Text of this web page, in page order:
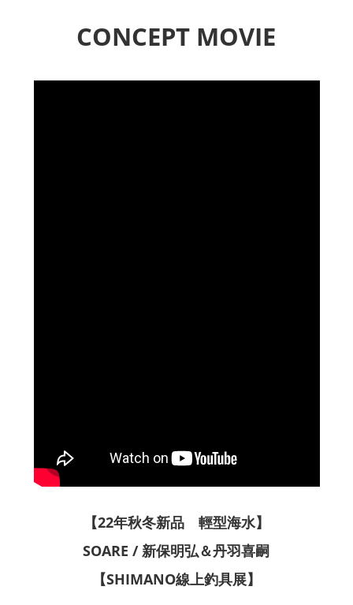
CONCEPT MOVIE
【22年秋冬新品 輕型海水】
SOARE / 新保明弘＆丹羽喜嗣
【SHIMANO線上釣具展】